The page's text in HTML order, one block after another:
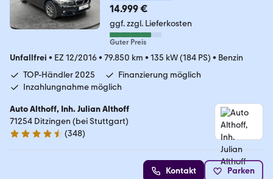
14.999 €
ggf. zzgl. Lieferkosten
Guter Preis
Unfallfrei • EZ 12/2016• 79.850 km • 135 kW (184 PS) • Benzin
TOP-Händler 2025
Finanzierung möglich
Inzahlungnahme möglich
Auto Althoff, Inh. Julian Althoff
71254 Ditzingen (bei Stuttgart)
4.7 Sterne
(348)
Kontakt Parken